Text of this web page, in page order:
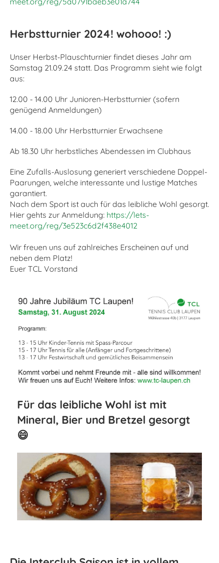
Herbstturnier 2024! wohooo! :)
Unser Herbst-Plauschturnier findet dieses Jahr am
Samstag 21.09.24 statt. Das Programm sieht wie folgt
aus:
12.00 - 14.00 Uhr Junioren-Herbstturnier (sofern
genügend Anmeldungen)
14.00 - 18.00 Uhr Herbstturnier Erwachsene
Ab 18.30 Uhr herbstliches Abendessen im Clubhaus
Eine Zufalls-Auslosung generiert verschiedene Doppel-
Paarungen, welche interessante und lustige Matches
garantiert.
Nach dem Sport ist auch für das leibliche Wohl gesorgt.
Hier gehts zur Anmeldung: https://lets-
meet.org/reg/3e523c6d2f438e4012
Wir freuen uns auf zahlreiches Erscheinen auf und
neben dem Platz!
Euer TCL Vorstand
Für das leibliche Wohl ist mit
Mineral, Bier und Bretzel gesorgt
😄